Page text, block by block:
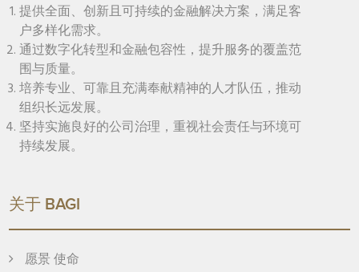
提供全面、创新且可持续的金融解决方案，满足客
户多样化需求。
通过数字化转型和金融包容性，提升服务的覆盖范
围与质量。
培养专业、可靠且充满奉献精神的人才队伍，推动
组织长远发展。
坚持实施良好的公司治理，重视社会责任与环境可
持续发展。
关于 BAGI
愿景 使命